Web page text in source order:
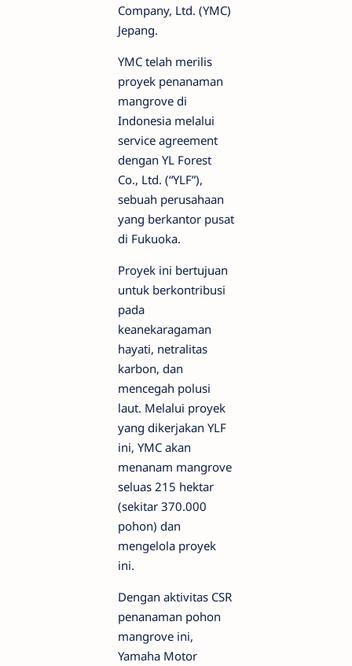
Company, Ltd. (YMC)
Jepang.
YMC telah merilis
proyek penanaman
mangrove di
Indonesia melalui
service agreement
dengan YL Forest
Co., Ltd. (“YLF”),
sebuah perusahaan
yang berkantor pusat
di Fukuoka.
Proyek ini bertujuan
untuk berkontribusi
pada
keanekaragaman
hayati, netralitas
karbon, dan
mencegah polusi
laut. Melalui proyek
yang dikerjakan YLF
ini, YMC akan
menanam mangrove
seluas 215 hektar
(sekitar 370.000
pohon) dan
mengelola proyek
ini.
Dengan aktivitas CSR
penanaman pohon
mangrove ini,
Yamaha Motor